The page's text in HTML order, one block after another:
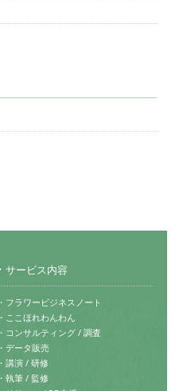
サービス内容
・フラワービジネスノート
・ここほれわんわん
・コンサルティング / 調査
・データ販売
・講演 / 研修
・執筆 / 監修